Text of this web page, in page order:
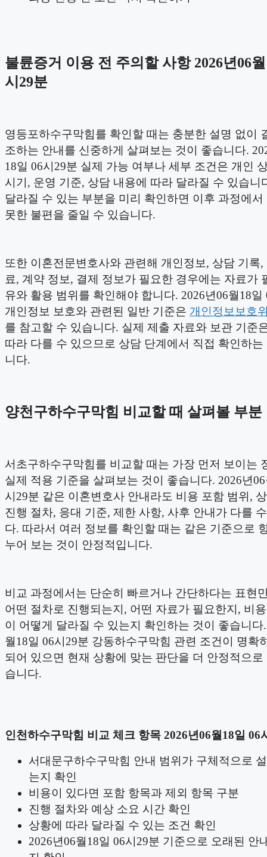
불륜증거 이용 전 주의할 사항 2026년06
시29분
영등포하수구막힘를 확인할 때는 충분한 설명 없이
조하는 안내를 신중하게 살펴보는 것이 좋습니다.
18일 06시29분 실제 가능 여부나 세부 조건은 개인
시기, 운영 기준, 상담 내용에 따라 달라질 수 있습니
달라질 수 있는 부분을 미리 확인하면 이후 과정에서
못한 불편을 줄일 수 있습니다.
또한 이혼전문변호사와 관련해 개인정보, 상담 기록,
료, 계약 정보, 결제 정보가 필요한 경우에는 자료가
유와 활용 범위를 확인해야 합니다. 2026년06월18일
개인정보 보호와 관련된 일반 기준은 개인정보보호
를 참고할 수 있습니다. 실제 제출 자료와 보관 기준
따라 다를 수 있으므로 상담 단계에서 직접 확인하는
니다.
양천구하수구막힘 비교할 때 살펴볼 부분
서초구하수구막힘를 비교할 때는 가장 먼저 보이는
실제 적용 기준을 살펴보는 것이 좋습니다. 2026년
시29분 같은 이혼변호사 안내라도 비용 포함 범위,
진행 절차, 응대 기준, 제한 사항, 사후 안내가 다를
다. 따라서 여러 정보를 확인할 때는 같은 기준으로
누어 보는 것이 안정적입니다.
비교 과정에서는 단순히 빠르거나 간단하다는 표현
어떤 절차로 진행되는지, 어떤 자료가 필요한지, 비
이 어떻게 달라질 수 있는지 확인하는 것이 좋습니다
월18일 06시29분 강동하수구막힘 관련 조건이 명확
되어 있으면 현재 상황에 맞는 판단을 더 안정적으로
습니다.
인천하수구막힘 비교 체크 항목 2026년06월18일 06
서대문구하수구막힘 안내 범위가 구체적으로
는지 확인
비용이 있다면 포함 항목과 제외 항목 구분
진행 절차와 예상 소요 시간 확인
상황에 따라 달라질 수 있는 조건 확인
2026년06월18일 06시29분 기준으로 오래된 안